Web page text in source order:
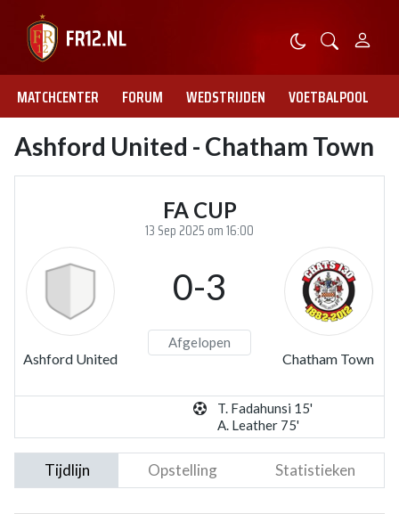
MATCHCENTER FORUM WEDSTRIJDEN VOETBALPOOL
Ashford United - Chatham Town
FA CUP
13 Sep 2025 om 16:00
Ashford United
0-3
Afgelopen
Chatham Town
T. Fadahunsi 15'
A. Leather 75'
Tijdlijn Opstelling Statistieken